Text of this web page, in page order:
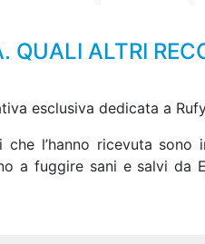
QUALI ALTRI
esclusiva dedicata a
l’hanno ricevuta sono
a fuggire sani e salvi da